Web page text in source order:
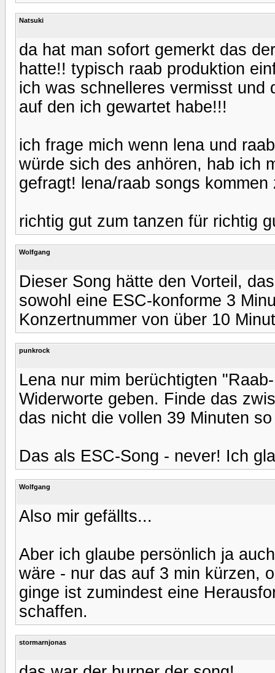
Natsuki
da hat man sofort gemerkt das
hatte!! typisch raab produktion
ich was schnelleres vermisst und
auf den ich gewartet habe!!!
ich frage mich wenn lena und
würde sich des anhören, hab ich
gefragt! lena/raab songs
richtig gut zum tanzen für richtig
Wolfgang
Dieser Song hätte den Vorteil,
sowohl eine ESC-konforme 3
Konzertnummer von über 10
punkrock
Lena nur mim berüchtigten
Widerworte geben. Finde das
das nicht die vollen 39 Minuten
Das als ESC-Song - never! Ich
Wolfgang
Also mir gefällts...
Aber ich glaube persönlich ja
wäre - nur das auf 3 min kürzen,
ginge ist zumindest eine
schaffen.
stormarnjonas